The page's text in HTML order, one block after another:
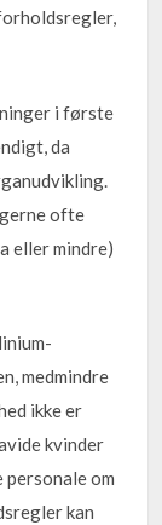
i første
da
ofte
eller mindre)
medmindre
ikke er
kvinder
om
kan